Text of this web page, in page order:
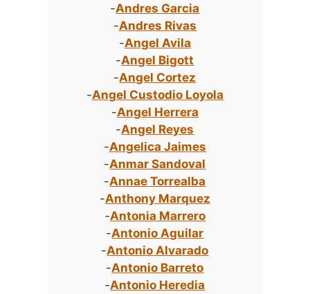
-Andres Garcia
-Andres Rivas
-Angel Avila
-Angel Bigott
-Angel Cortez
-Angel Custodio Loyola
-Angel Herrera
-Angel Reyes
-Angelica Jaimes
-Anmar Sandoval
-Annae Torrealba
-Anthony Marquez
-Antonia Marrero
-Antonio Aguilar
-Antonio Alvarado
-Antonio Barreto
-Antonio Heredia